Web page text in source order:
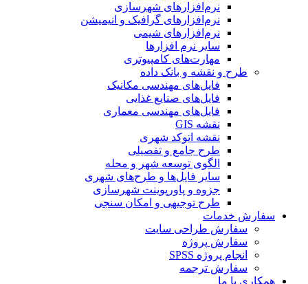
نرم‌افزارهای شهرسازی
نرم‌افزارهای گرافیک و انیمیشن
نرم‌افزارهای شیمی
سایر نرم افزارها
مهارت‌های کامپیوتری
طرح و نقشه و بانک داده
فایل‌های مهندسی مکانیک
فایل‌های صنایع غذایی
فایل‌های مهندسی معماری
نقشه GIS
نقشه اتوکد شهری
طرح جامع و تفصیلی
الگوی توسعه شهر و محله
سایر فایل‌ها و طرح‌های شهری
جزوه و پاورپوینت شهرسازی
طرح توجیهی و امکان سنجی
سفارش خدمات
سفارش طراحی سایت
سفارش پروژه
انجام پروژه SPSS
سفارش ترجمه
همکاری با ما